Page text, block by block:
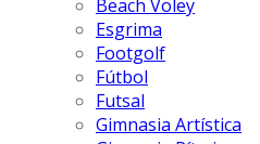
Beach Voley
Esgrima
Footgolf
Fútbol
Futsal
Gimnasia Artística